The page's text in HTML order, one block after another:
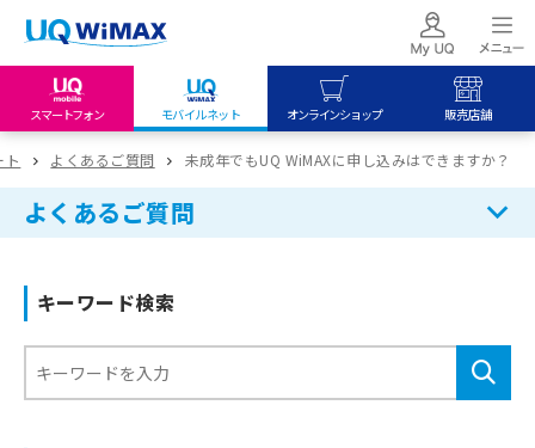
スマートフォン モバイルネット オンラインショップ 販売店舗
my UQ WiMAX
UQ WiMAX ご契約の方
My UQ mobile
UQ mobile
UQ mobile
オンラインショップ
UQ WiMAX
UQ mobile
販売店舗
UQ WiMAX
ト よくあるご質問 未成年でもUQ WiMAXに申し込みはできますか？
よくあるご質問
キーワード検索